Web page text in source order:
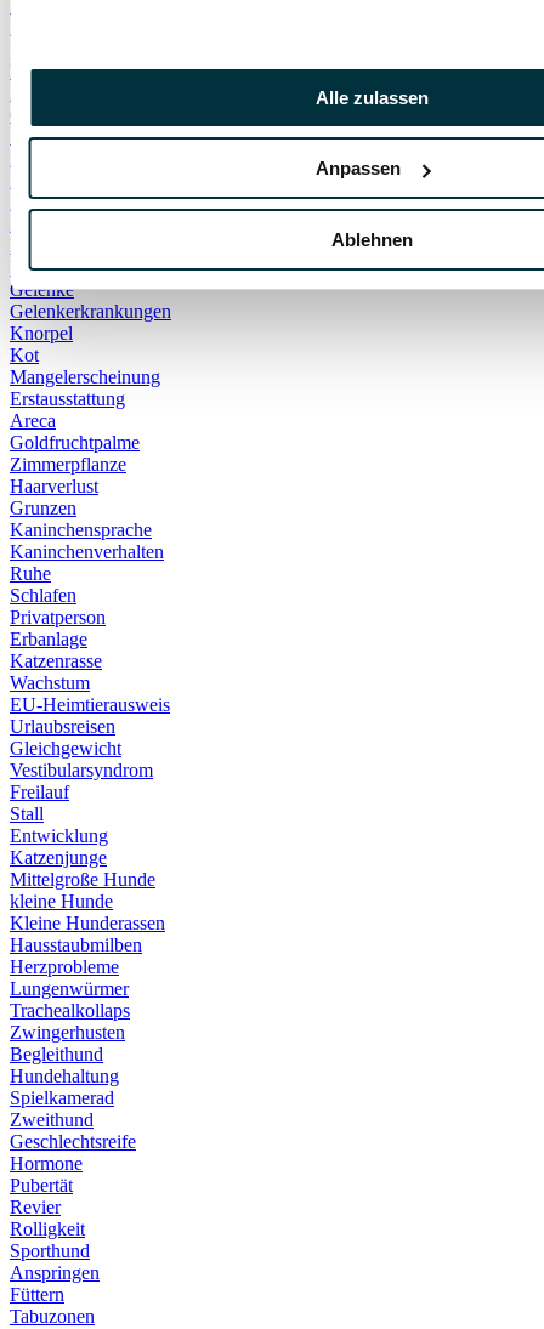
Alle zulassen
Anpassen
Ablehnen
Beißhemmung
Knabbern
positive Reize
Fischöl
Lachsöl
Omega-3-Fettsäuren
Sabbern
Hundefutter
Nährstoffe
Zufüttern
Flohbefall
Hotspot
Vergesellschaftung
Gelenke
Gelenkerkrankungen
Knorpel
Kot
Mangelerscheinung
Erstausstattung
Areca
Goldfruchtpalme
Zimmerpflanze
Haarverlust
Grunzen
Kaninchensprache
Kaninchenverhalten
Ruhe
Schlafen
Privatperson
Erbanlage
Katzenrasse
Wachstum
EU-Heimtierausweis
Urlaubsreisen
Gleichgewicht
Vestibularsyndrom
Freilauf
Stall
Entwicklung
Katzenjunge
Mittelgroße Hunde
kleine Hunde
Kleine Hunderassen
Hausstaubmilben
Herzprobleme
Lungenwürmer
Trachealkollaps
Zwingerhusten
Begleithund
Hundehaltung
Spielkamerad
Zweithund
Geschlechtsreife
Hormone
Pubertät
Revier
Rolligkeit
Sporthund
Anspringen
Füttern
Tabuzonen